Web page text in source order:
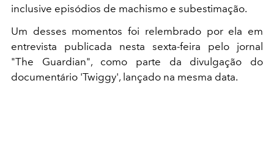
inclusive episódios de machismo e subestimação.
Um desses momentos foi relembrado por ela em
entrevista publicada nesta sexta-feira pelo jornal
"The Guardian", como parte da divulgação do
documentário 'Twiggy', lançado na mesma data.